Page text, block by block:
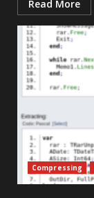
Read More
Compressing